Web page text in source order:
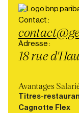
Contact :
Adresse :
18 rue
Avantages
Titres-
Cagnotte Flex